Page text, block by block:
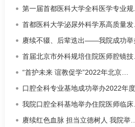
第一届首都医科大学全科医学专业规
首都医科大学泌尿外科学系高质量发
赓续不辍、后辈迭出——我院成功举
首届北京市外科规培住院医师腔镜技
“首护未来 谊教促学”2022年北京…
口腔全科专业基地成功举办2022年
我院口腔全科基地举办住院医师临床
赓续红色血脉 担当立德树人 我院举…